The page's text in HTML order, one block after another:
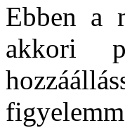
Ebben a
akkori